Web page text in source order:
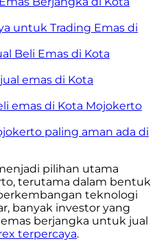
untuk Trading Emas di
Beli Emas di Kota
emas di Kota
emas di Kota Mojokerto
paling aman ada di
pilihan utama
, terutama dalam bentuk
teknologi
banyak investor yang
berjangka untuk jual
terpercaya.